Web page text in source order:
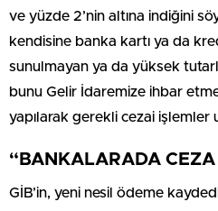
ve yüzde 2’nin altına indiğini
kendisine banka kartı ya da
sunulmayan ya da yüksek
bunu Gelir İdaremize ihbar
yapılarak gerekli cezai işlemler
“BANKALARADA
GİB’in, yeni nesil ödeme